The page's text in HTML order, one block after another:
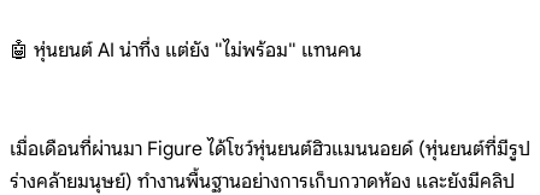
🤖 หุ่นยนต์ AI น่าทึ่ง แต่ยัง "ไม่พร้อม" แทนคน
เมื่อเดือนที่ผ่านมา Figure ได้โชว์หุ่นยนต์ฮิวแมนนอยด์ (หุ่นยนต์ที่มีรูป
ร่างคล้ายมนุษย์) ทำงานพื้นฐานอย่างการเก็บกวาดห้อง และยังมีคลิป